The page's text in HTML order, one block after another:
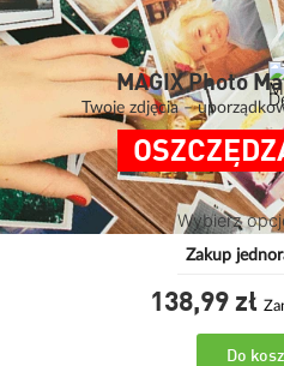
MAGIX Photo
Twoje zdjęcia –
Wybierz
Zakup
138,99zł
Do